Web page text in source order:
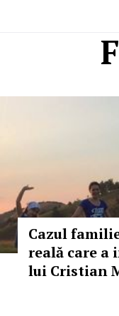
Cazul
reală care a
lui Cristian